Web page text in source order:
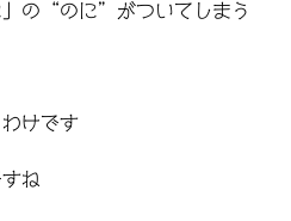
」の“のに”がついてしまう
けです
ね